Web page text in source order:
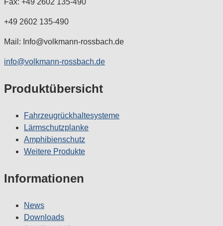
Fax: +49 2602 135-490
+49 2602 135-490
Mail: Info@volkmann-rossbach.de
info@volkmann-rossbach.de
Produktübersicht
Fahrzeugrückhaltesysteme
Lärmschutzplanke
Amphibienschutz
Weitere Produkte
Informationen
News
Downloads